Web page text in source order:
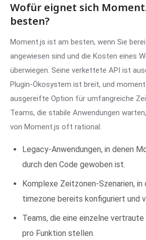
Wofür eignet sich
besten?
Moment.js ist am besten, wenn Sie
angewiesen sind und die Kosten eines
überwiegen. Seine verkettete API ist
Plugin-Ökosystem ist breit, und
ausgereifte Option für umfangreiche
Teams, die stabile Anwendungen
von Moment.js oft rational.
Legacy-Anwendungen, in denen
durch den Code gewoben ist.
Komplexe Zeitzonen-Szenarien,
timezone bereits konfiguriert und
Teams, die eine einzelne
pro Funktion stellen.